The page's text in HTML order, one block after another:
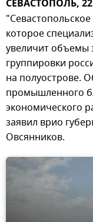
СЕВАСТОПОЛЬ,
которое
увеличит объемы
группировки
на полуострове.
промышленного
экономического
заявил врио
Овсянников.